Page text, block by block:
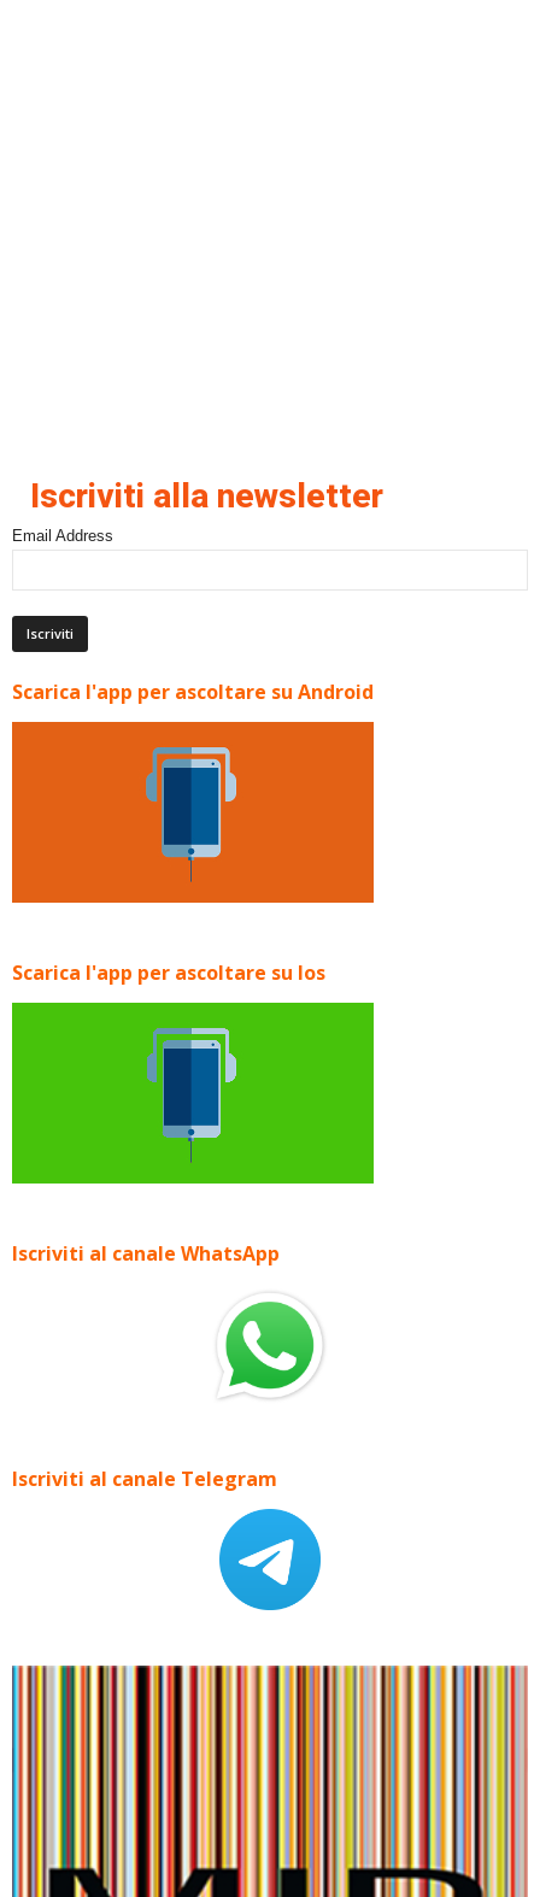
Iscriviti alla newsletter
Email Address
Scarica l'app per ascoltare su Android
Scarica l'app per ascoltare su Ios
Iscriviti al canale WhatsApp
Iscriviti al canale Telegram